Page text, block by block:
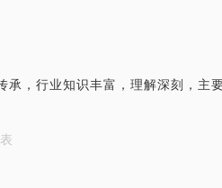
承，行业知识丰富，理解深刻，主